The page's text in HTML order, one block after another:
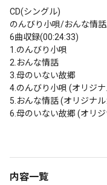
CD(シングル)
のんびり小唄/おんな情
6曲収録(00:24:33)
1.のんびり小唄
2.おんな情話
3.母のいない故郷
4.のんびり小唄 (オリジ
5.おんな情話 (オリジナ
6.母のいない故郷 (オリ
内容一覧